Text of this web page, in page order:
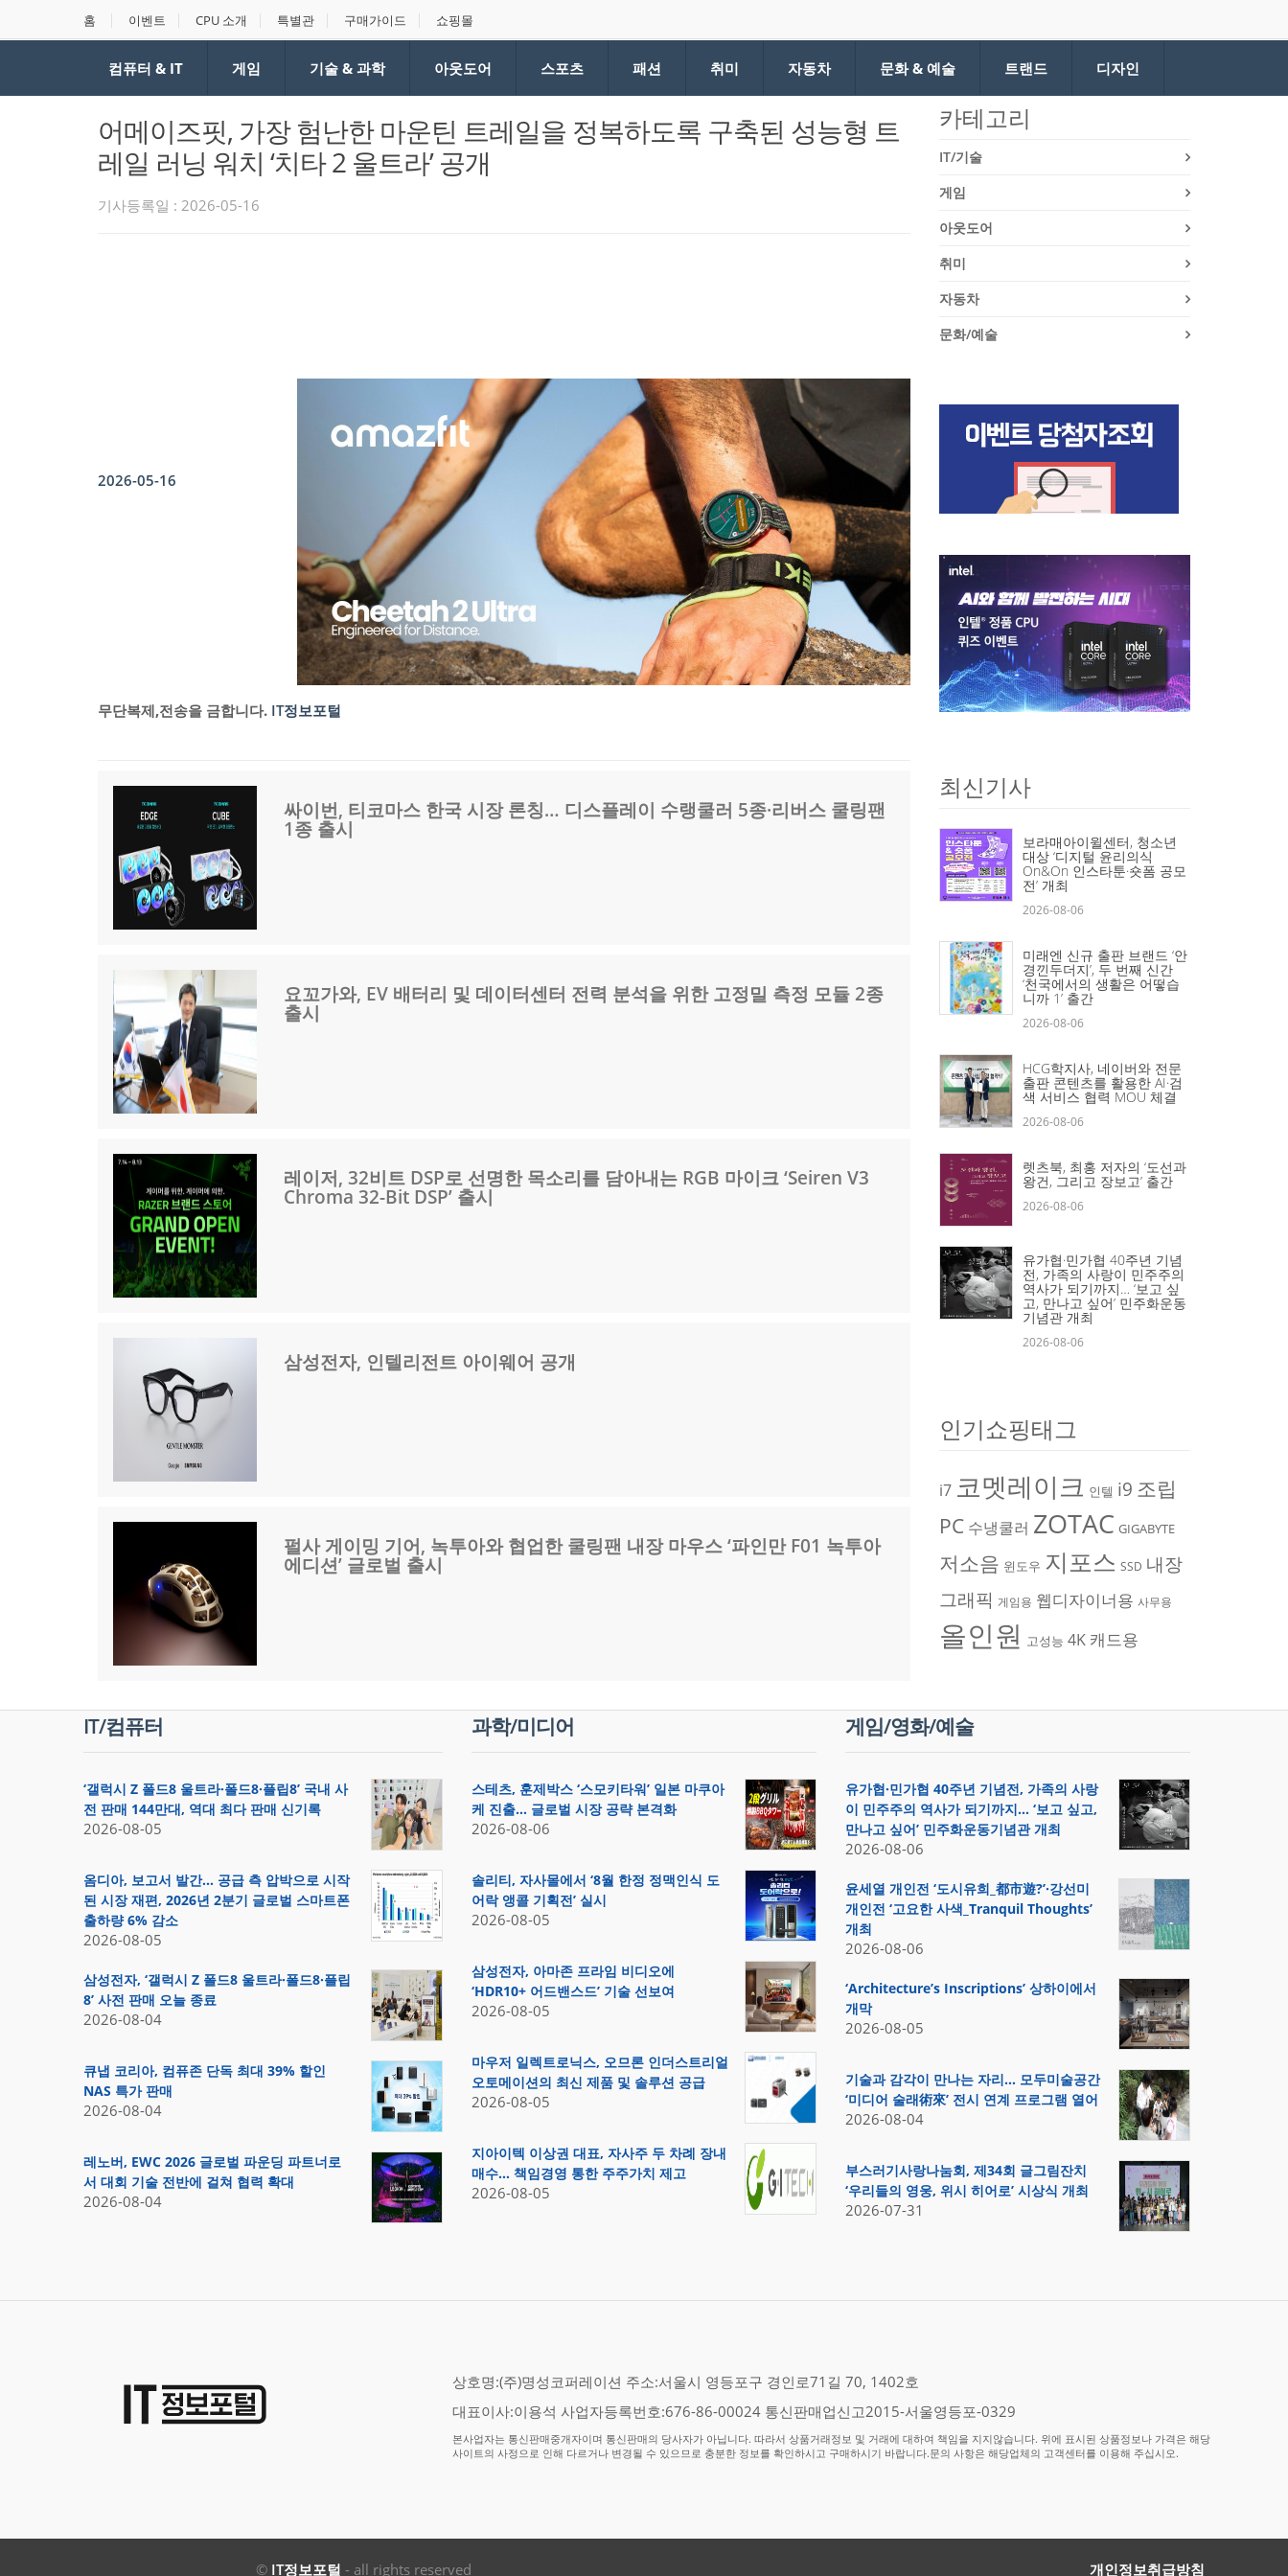
홈 이벤트 CPU 소개 특별관 구매가이드 쇼핑몰
컴퓨터 & IT 게임 기술 & 과학 아웃도어 스포츠 패션 취미 자동차 문화 & 예술 트랜드 디자인
어메이즈핏, 가장 험난한 마운틴 트레일을 정복하도록 구축된 성능형 트
레일 러닝 워치 ‘치타 2 울트라’ 공개
기사등록일 : 2026-05-16
2026-05-16
무단복제,전송을 금합니다. IT정보포털
싸이번, 티코마스 한국 시장 론칭… 디스플레이 수랭쿨러 5종·리버스 쿨링팬
1종 출시
요꼬가와, EV 배터리 및 데이터센터 전력 분석을 위한 고정밀 측정 모듈 2종
출시
레이저, 32비트 DSP로 선명한 목소리를 담아내는 RGB 마이크 ‘Seiren V3
Chroma 32-Bit DSP’ 출시
삼성전자, 인텔리전트 아이웨어 공개
펄사 게이밍 기어, 녹투아와 협업한 쿨링팬 내장 마우스 ‘파인만 F01 녹투아
에디션’ 글로벌 출시
카테고리
IT/기술
게임
아웃도어
취미
자동차
문화/예술
최신기사
보라매아이윌센터, 청소년
대상 ‘디지털 윤리의식
On&On 인스타툰·숏폼 공모
전’ 개최
2026-08-06
미래엔 신규 출판 브랜드 ‘안
경낀두더지’, 두 번째 신간
‘천국에서의 생활은 어떻습
니까 1’ 출간
2026-08-06
HCG학지사, 네이버와 전문
출판 콘텐츠를 활용한 AI·검
색 서비스 협력 MOU 체결
2026-08-06
렛츠북, 최홍 저자의 ‘도선과
왕건, 그리고 장보고’ 출간
2026-08-06
유가협·민가협 40주년 기념
전, 가족의 사랑이 민주주의
역사가 되기까지… ‘보고 싶
고, 만나고 싶어’ 민주화운동
기념관 개최
2026-08-06
인기쇼핑태그
i7 코멧레이크 인텔 i9 조립
PC 수냉쿨러 ZOTAC GIGABYTE
저소음 윈도우 지포스 SSD 내장
그래픽 게임용 웹디자이너용 사무용
올인원 고성능 4K 캐드용
IT/컴퓨터
‘갤럭시 Z 폴드8 울트라·폴드8·플립8’ 국내 사
전 판매 144만대, 역대 최다 판매 신기록
2026-08-05
옴디아, 보고서 발간… 공급 측 압박으로 시작
된 시장 재편, 2026년 2분기 글로벌 스마트폰
출하량 6% 감소
2026-08-05
삼성전자, ‘갤럭시 Z 폴드8 울트라·폴드8·플립
8’ 사전 판매 오늘 종료
2026-08-04
큐냅 코리아, 컴퓨존 단독 최대 39% 할인
NAS 특가 판매
2026-08-04
레노버, EWC 2026 글로벌 파운딩 파트너로
서 대회 기술 전반에 걸쳐 협력 확대
2026-08-04
과학/미디어
스테츠, 훈제박스 ‘스모키타워’ 일본 마쿠아
케 진출… 글로벌 시장 공략 본격화
2026-08-06
솔리티, 자사몰에서 ‘8월 한정 정맥인식 도
어락 앵콜 기획전’ 실시
2026-08-05
삼성전자, 아마존 프라임 비디오에
‘HDR10+ 어드밴스드’ 기술 선보여
2026-08-05
마우저 일렉트로닉스, 오므론 인더스트리얼
오토메이션의 최신 제품 및 솔루션 공급
2026-08-05
지아이텍 이상권 대표, 자사주 두 차례 장내
매수… 책임경영 통한 주주가치 제고
2026-08-05
게임/영화/예술
유가협·민가협 40주년 기념전, 가족의 사랑
이 민주주의 역사가 되기까지… ‘보고 싶고,
만나고 싶어’ 민주화운동기념관 개최
2026-08-06
윤세열 개인전 ‘도시유희_都市遊?’·강선미
개인전 ‘고요한 사색_Tranquil Thoughts’
개최
2026-08-06
‘Architecture’s Inscriptions’ 상하이에서
개막
2026-08-05
기술과 감각이 만나는 자리… 모두미술공간
‘미디어 술래術來’ 전시 연계 프로그램 열어
2026-08-04
부스러기사랑나눔회, 제34회 글그림잔치
‘우리들의 영웅, 위시 히어로’ 시상식 개최
2026-07-31
상호명:(주)명성코퍼레이션 주소:서울시 영등포구 경인로71길 70, 1402호
대표이사:이용석 사업자등록번호:676-86-00024 통신판매업신고2015-서울영등포-0329
본사업자는 통신판매중개자이며 통신판매의 당사자가 아닙니다. 따라서 상품거래정보 및 거래에 대하여 책임을 지지않습니다. 위에 표시된 상품정보나 가격은 해당
사이트의 사정으로 인해 다르거나 변경될 수 있으므로 충분한 정보를 확인하시고 구매하시기 바랍니다.문의 사항은 해당업체의 고객센터를 이용해 주십시오.
© IT정보포털 - all rights reserved 개인정보취급방침